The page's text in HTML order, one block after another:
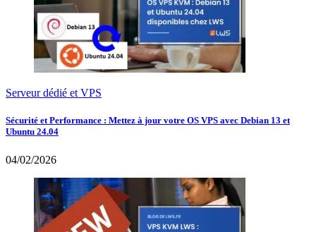
Serveur dédié et VPS
Sécurité et Performance : Mettez à jour votre OS VPS avec Debian 13 et
Ubuntu 24.04
04/02/2026